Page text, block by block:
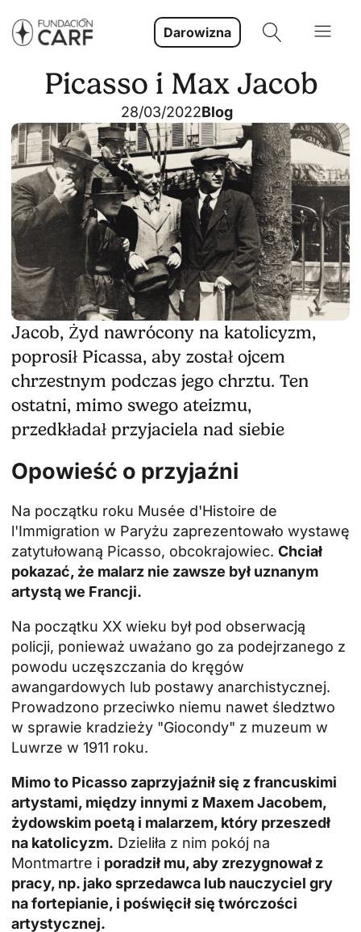
Darowizna
Picasso i Max Jacob
28/03/2022Blog
Jacob, Żyd nawrócony na katolicyzm,
poprosił Picassa, aby został ojcem
chrzestnym podczas jego chrztu. Ten
ostatni, mimo swego ateizmu,
przedkładał przyjaciela nad siebie
Opowieść o przyjaźni
Na początku roku Musée d'Histoire de
l'Immigration w Paryżu zaprezentowało wystawę
zatytułowaną Picasso, obcokrajowiec. Chciał
pokazać, że malarz nie zawsze był uznanym
artystą we Francji.
Na początku XX wieku był pod obserwacją
policji, ponieważ uważano go za podejrzanego z
powodu uczęszczania do kręgów
awangardowych lub postawy anarchistycznej.
Prowadzono przeciwko niemu nawet śledztwo
w sprawie kradzieży "Giocondy" z muzeum w
Luwrze w 1911 roku.
Mimo to Picasso zaprzyjaźnił się z francuskimi
artystami, między innymi z Maxem Jacobem,
żydowskim poetą i malarzem, który przeszedł
na katolicyzm. Dzieliła z nim pokój na
Montmartre i poradził mu, aby zrezygnował z
pracy, np. jako sprzedawca lub nauczyciel gry
na fortepianie, i poświęcił się twórczości
artystycznej.